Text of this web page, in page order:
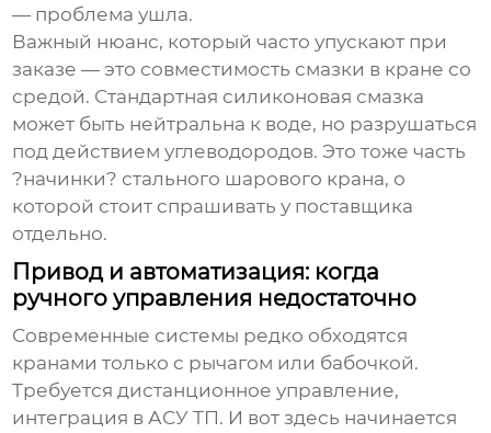
— проблема ушла.
Важный нюанс, который часто упускают при
заказе — это совместимость смазки в кране со
средой. Стандартная силиконовая смазка
может быть нейтральна к воде, но разрушаться
под действием углеводородов. Это тоже часть
?начинки? стального шарового крана, о
которой стоит спрашивать у поставщика
отдельно.
Привод и автоматизация: когда
ручного управления недостаточно
Современные системы редко обходятся
кранами только с рычагом или бабочкой.
Требуется дистанционное управление,
интеграция в АСУ ТП. И вот здесь начинается